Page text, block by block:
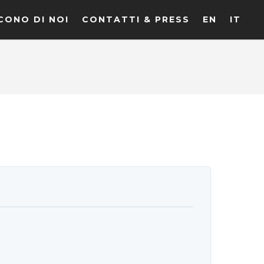
DI NOI CONTATTI & PRESS EN IT